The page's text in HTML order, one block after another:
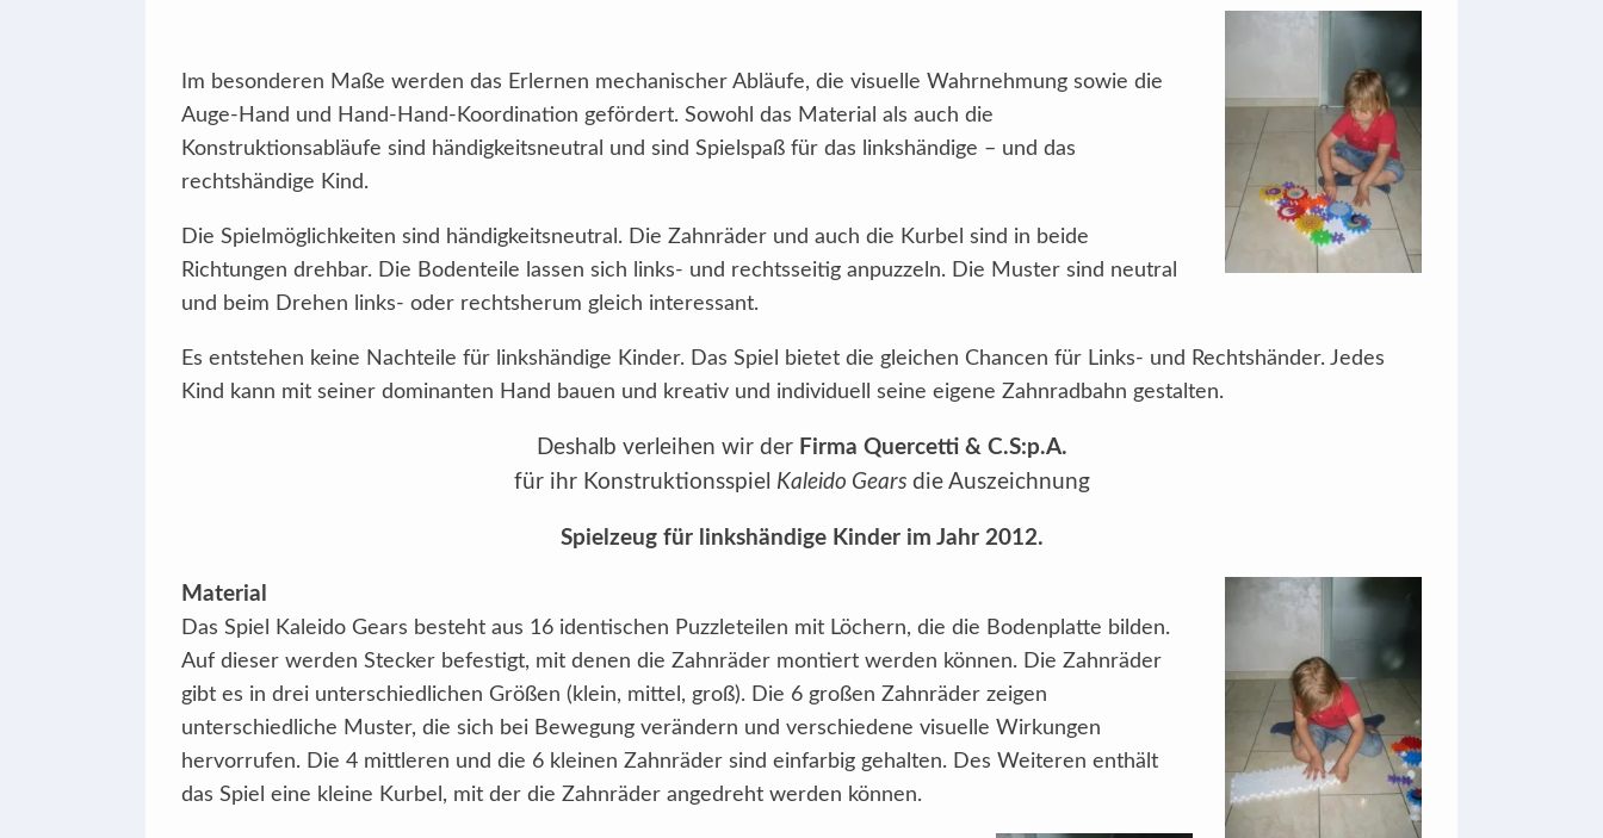
Im besonderen Maße werden das Erlernen mechanischer Abläufe, die visuelle Wahrnehmung sowie die
Auge-Hand und Hand-Hand-Koordination gefördert. Sowohl das Material als auch die
Konstruktionsabläufe sind händigkeitsneutral und sind Spielspaß für das linkshändige – und das
rechtshändige Kind.
Die Spielmöglichkeiten sind händigkeitsneutral. Die Zahnräder und auch die Kurbel sind in beide
Richtungen drehbar. Die Bodenteile lassen sich links- und rechtsseitig anpuzzeln. Die Muster sind neutral
und beim Drehen links- oder rechtsherum gleich interessant.
Es entstehen keine Nachteile für linkshändige Kinder. Das Spiel bietet die gleichen Chancen für Links- und Rechtshänder. Jedes
Kind kann mit seiner dominanten Hand bauen und kreativ und individuell seine eigene Zahnradbahn gestalten.
Deshalb verleihen wir der Firma Quercetti & C.S:p.A.
für ihr Konstruktionsspiel Kaleido Gears die Auszeichnung
Spielzeug für linkshändige Kinder im Jahr 2012.
Material
Das Spiel Kaleido Gears besteht aus 16 identischen Puzzleteilen mit Löchern, die die Bodenplatte bilden.
Auf dieser werden Stecker befestigt, mit denen die Zahnräder montiert werden können. Die Zahnräder
gibt es in drei unterschiedlichen Größen (klein, mittel, groß). Die 6 großen Zahnräder zeigen
unterschiedliche Muster, die sich bei Bewegung verändern und verschiedene visuelle Wirkungen
hervorrufen. Die 4 mittleren und die 6 kleinen Zahnräder sind einfarbig gehalten. Des Weiteren enthält
das Spiel eine kleine Kurbel, mit der die Zahnräder angedreht werden können.